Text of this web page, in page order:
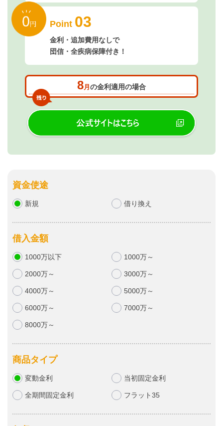
Point 03
金利・追加費用なしで
団信・全疾病保障付き！
8月の金利適用の場合
資金使途
新規 借り換え
借入金額
1000万以下 1000万～
2000万～ 3000万～
4000万～ 5000万～
6000万～ 7000万～
8000万～
商品タイプ
変動金利 当初固定金利
全期間固定金利 フラット35